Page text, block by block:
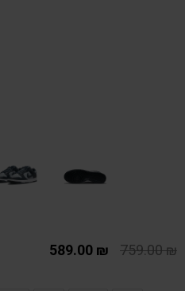
759.00₪
589.00 ₪